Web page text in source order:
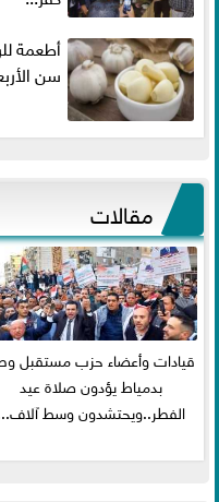
أطعمة
سن
مقالات
قيادات وأعضاء حزب مستقبل
بدمياط يؤدون صلاة عيد
الفطر..ويحتشدون وسط